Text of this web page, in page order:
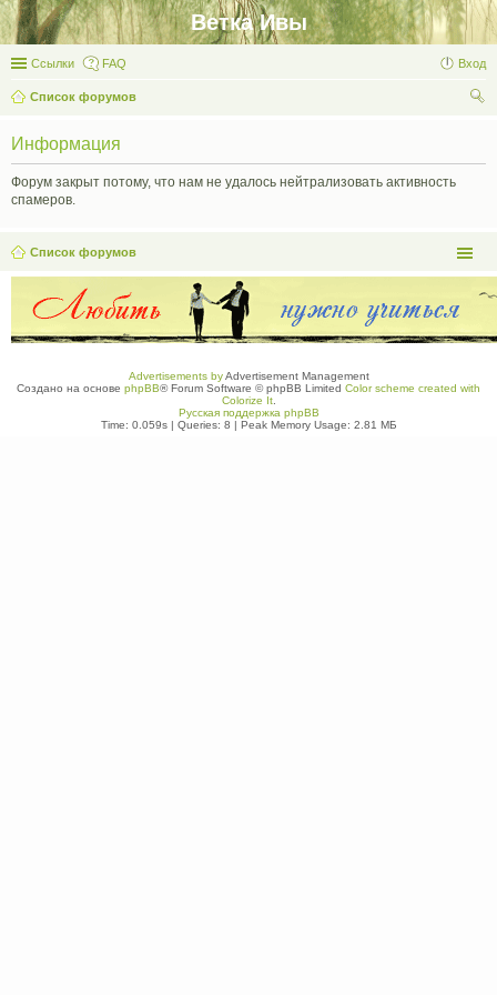
Ветка Ивы
Ссылки FAQ Вход
Список форумов
Информация
Форум закрыт потому, что нам не удалось нейтрализовать активность
спамеров.
Список форумов
Advertisements byAdvertisement Management
Создано на основе phpBB® Forum Software © phpBB Limited Color scheme created with
Colorize It.
Русская поддержка phpBB
Time: 0.059s| Queries: 8 | Peak Memory Usage: 2.81 МБ